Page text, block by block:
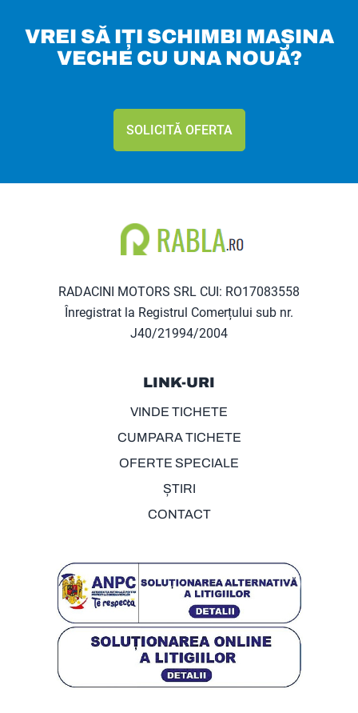
VREI SĂ IȚI SCHIMBI MAȘINA
VECHE CU UNA NOUĂ?
SOLICITĂ OFERTA
RADACINI MOTORS SRL CUI: RO17083558
Înregistrat la Registrul Comerțului sub nr.
J40/21994/2004
LINK-URI
VINDE TICHETE
CUMPARA TICHETE
OFERTE SPECIALE
ȘTIRI
CONTACT